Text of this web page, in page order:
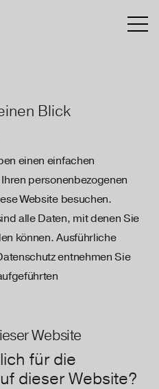
Blick
einen einfachen
personenbezogenen
Website besuchen.
alle Daten, mit denen Sie
können. Ausführliche
entnehmen Sie
Website
für die
dieser Website?